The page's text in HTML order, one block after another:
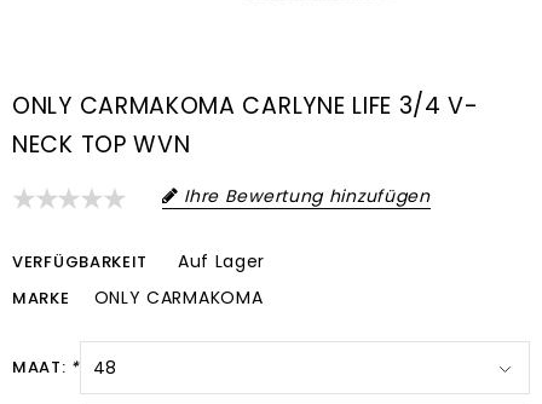
ONLY CARMAKOMA CARLYNE LIFE 3/4 V-
NECK TOP WVN
Ihre Bewertung hinzufügen
VERFÜGBARKEIT Auf Lager
MARKE ONLY CARMAKOMA
MAAT: *